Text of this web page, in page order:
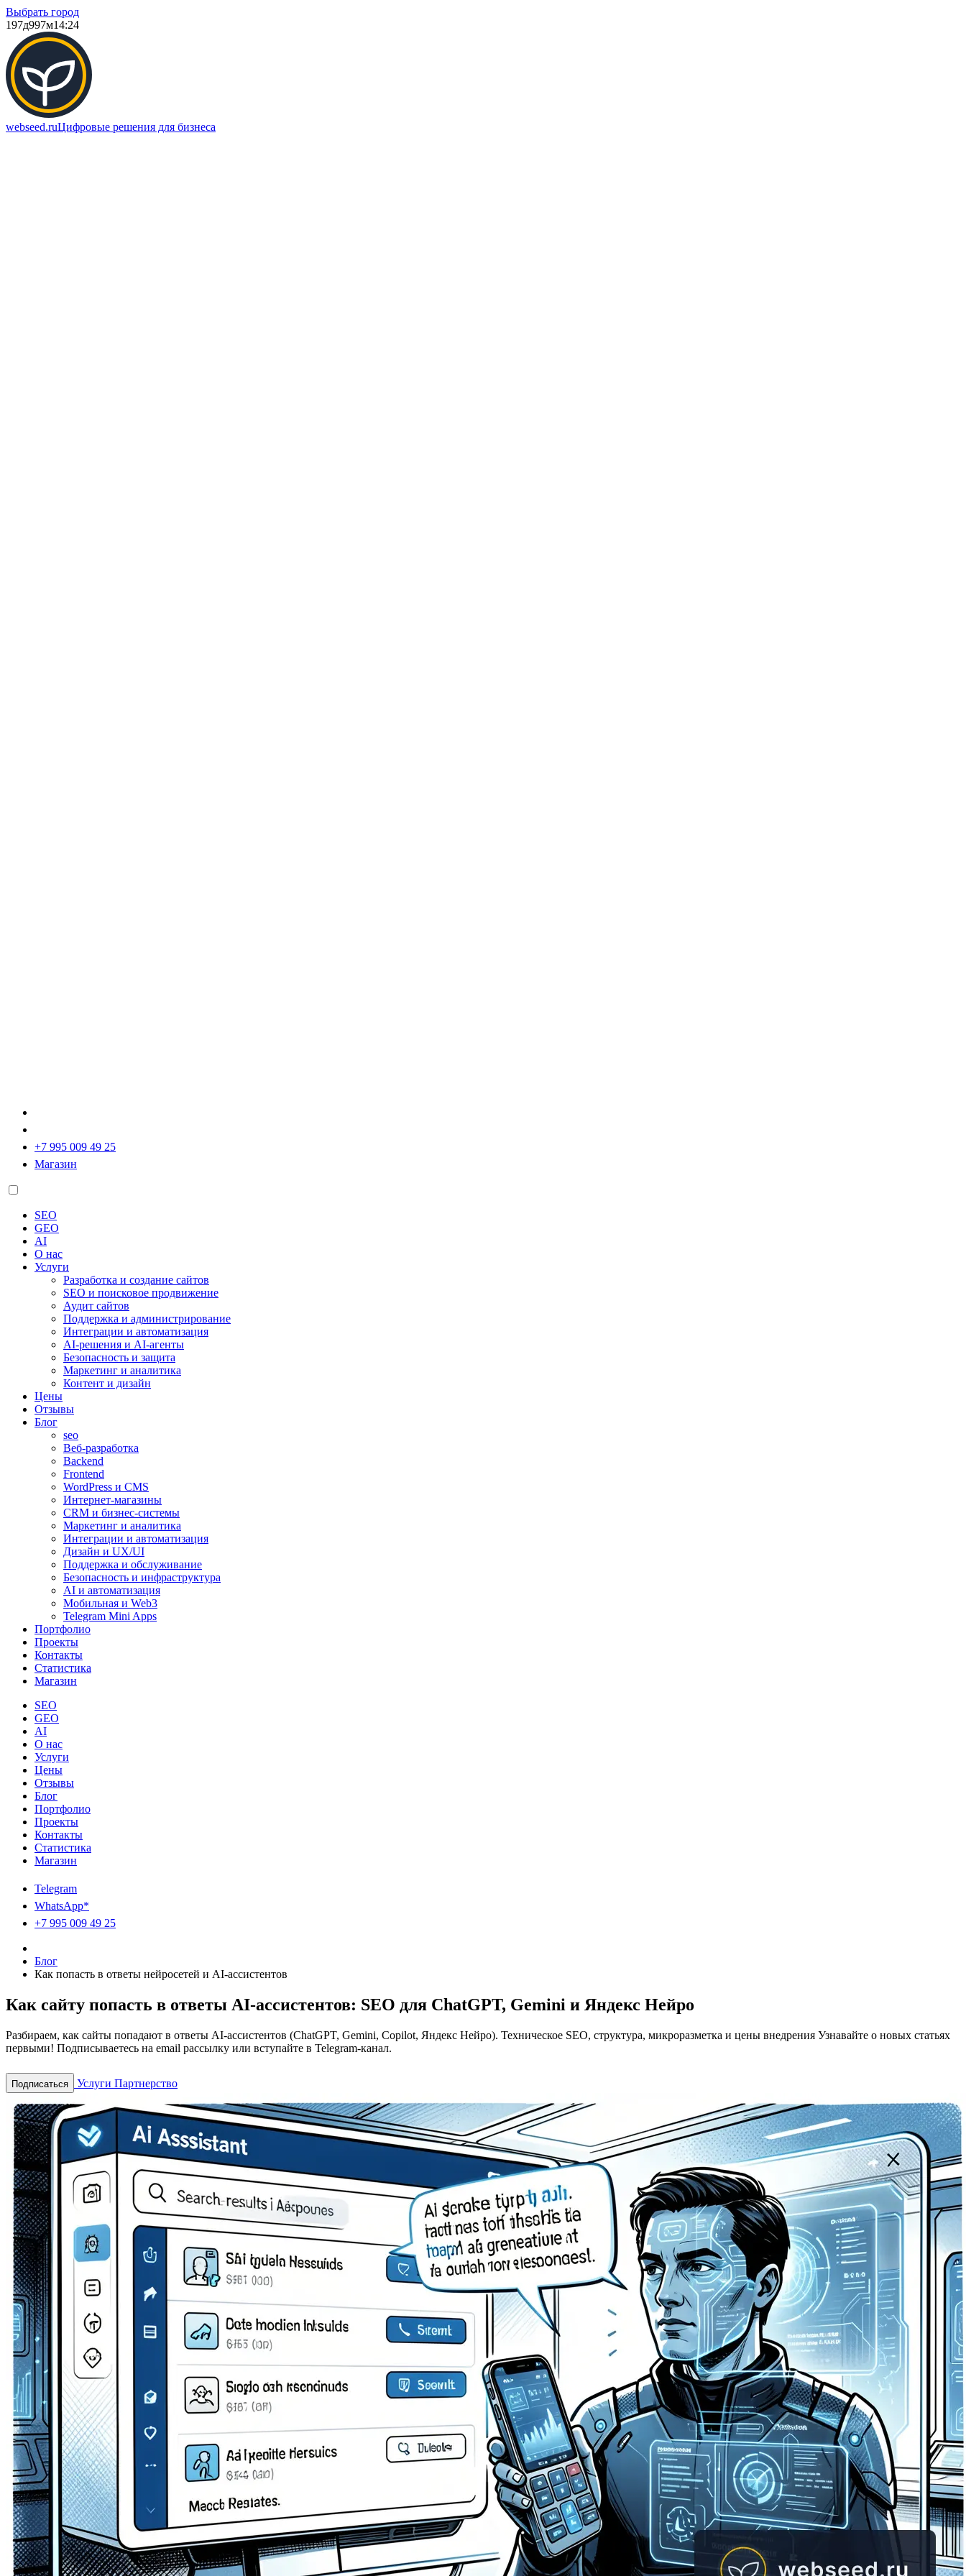
Выбрать город
197д997м14:24
webseed.ruЦифровые решения для бизнеса
+7 995 009 49 25
Магазин
SEO
GEO
AI
О нас
Услуги
Разработка и создание сайтов
SEO и поисковое продвижение
Аудит сайтов
Поддержка и администрирование
Интеграции и автоматизация
AI-решения и AI-агенты
Безопасность и защита
Маркетинг и аналитика
Контент и дизайн
Цены
Отзывы
Блог
seo
Веб-разработка
Backend
Frontend
WordPress и CMS
Интернет-магазины
CRM и бизнес-системы
Маркетинг и аналитика
Интеграции и автоматизация
Дизайн и UX/UI
Поддержка и обслуживание
Безопасность и инфраструктура
AI и автоматизация
Мобильная и Web3
Telegram Mini Apps
Портфолио
Проекты
Контакты
Статистика
Магазин
SEO
GEO
AI
О нас
Услуги
Цены
Отзывы
Блог
Портфолио
Проекты
Контакты
Статистика
Магазин
Telegram
WhatsApp*
+7 995 009 49 25
Блог
Как попасть в ответы нейросетей и AI-ассистентов
Как сайту попасть в ответы AI-ассистентов: SEO для ChatGPT, Gemini и Яндекс Нейро
Разбираем, как сайты попадают в ответы AI-ассистентов (ChatGPT, Gemini, Copilot, Яндекс Нейро). Техническое SEO, структура, микроразметка и цены внедрения Узнавайте о новых статьях
первыми! Подписываетесь на email рассылку или вступайте в Telegram-канал.
Подписаться Услуги Партнерство